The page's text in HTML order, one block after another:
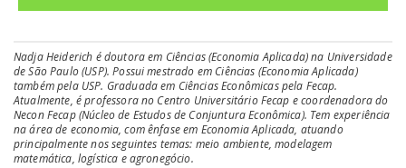
Nadja Heiderich é doutora em Ciências (Economia Aplicada) na Universidade
de São Paulo (USP). Possui mestrado em Ciências (Economia Aplicada)
também pela USP. Graduada em Ciências Econômicas pela Fecap.
Atualmente, é professora no Centro Universitário Fecap e coordenadora do
Necon Fecap (Núcleo de Estudos de Conjuntura Econômica). Tem experiência
na área de economia, com ênfase em Economia Aplicada, atuando
principalmente nos seguintes temas: meio ambiente, modelagem
matemática, logística e agronegócio.